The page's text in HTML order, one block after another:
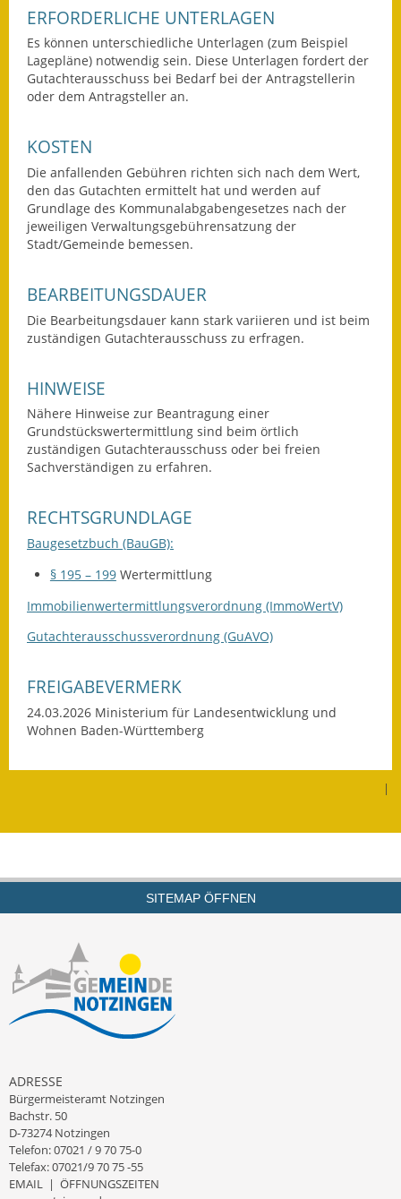
Wahlen
Was erledige ich wo?
Leben
Baugebiete & Bauplätze
Bauwasser/Wasser/Abwasser
Bodenrichtwerte
Flächennutzungsplan
Gutachterausschuss
Landessanierungsprogramm
Hochwassergefahrenkarte
Bürgerhaus
Kernzeitbetreuung
Ver- & Entsorgung
ERFORDERLICHE UNTERLAGEN
Es können unterschiedliche Unterlagen (zum Beispiel
Lagepläne) notwendig sein. Diese Unterlagen fordert der
Gutachterausschuss bei Bedarf bei der Antragstellerin
oder dem Antragsteller an.
KOSTEN
Die anfallenden Gebühren richten sich nach dem Wert,
den das Gutachten ermittelt hat und werden auf
Grundlage des Kommunalabgabengesetzes nach der
jeweiligen Verwaltungsgebührensatzung der
Stadt/Gemeinde bemessen.
BEARBEITUNGSDAUER
Die Bearbeitungsdauer kann stark variieren und ist beim
zuständigen Gutachterausschuss zu erfragen.
HINWEISE
Nähere Hinweise zur Beantragung einer
Grundstückswertermittlung sind beim örtlich
zuständigen Gutachterausschuss oder bei freien
Sachverständigen zu erfahren.
RECHTSGRUNDLAGE
Baugesetzbuch (BauGB):
§ 195 – 199Wertermittlung
Immobilienwertermittlungsverordnung (ImmoWertV)
Gutachterausschussverordnung (GuAVO)
FREIGABEVERMERK
24.03.2026 Ministerium für Landesentwicklung und
Wohnen Baden-Württemberg
|
SITEMAP ÖFFNEN
ADRESSE
Bürgermeisteramt Notzingen
Bachstr. 50
D-73274 Notzingen
Telefon: 07021 / 9 70 75-0
Telefax: 07021/9 70 75 -55
EMAIL | ÖFFNUNGSZEITEN